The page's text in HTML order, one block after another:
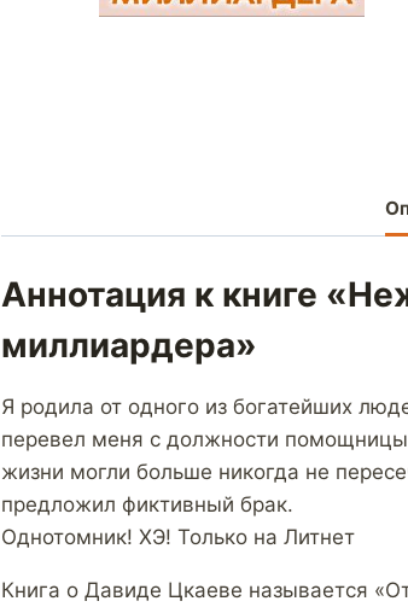
Аннотация к книге
миллиардера»
Я родила от одного из богатейших
перевел меня с должности
жизни могли больше никогда не
предложил фиктивный брак.
Однотомник! ХЭ! Только на Литнет
Книга о Давиде Цкаеве называется